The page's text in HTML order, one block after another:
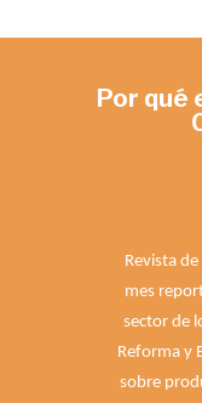
Por qué
Revista
mes
sector de
Reforma y
sobre